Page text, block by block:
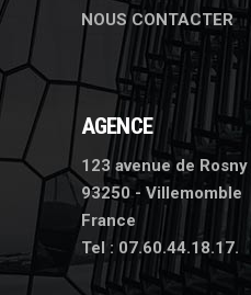
NOUS CONTACTER
AGENCE
123 avenue de Rosny
93250 - Villemomble
France
Tel :07.60.44.18.17.